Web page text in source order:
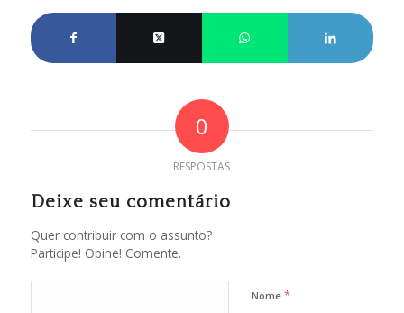
0
RESPOSTAS
Deixe seu comentário
Quer contribuir com o assunto?
Participe! Opine! Comente.
Nome *